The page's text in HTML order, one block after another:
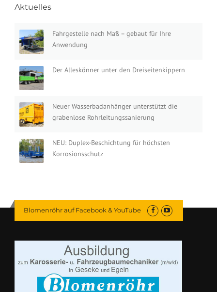
Aktuelles
Fahrgestelle nach Maß – gebaut für Ihre
Anwendung
Der Alleskönner unter den Dreiseitenkippern
Neuer Wasserbadanhänger unterstützt die
grabenlose Rohrleitungssanierung
NEU: Duplex-Beschichtung für höchsten
Korrosionsschutz
Blomenröhr auf Facebook & YouTube